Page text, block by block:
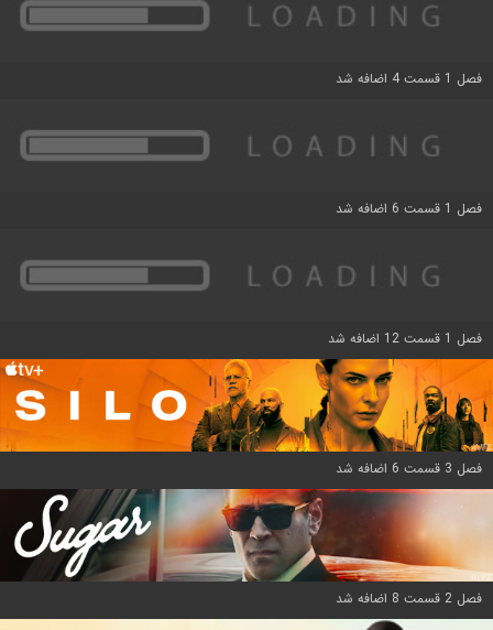
فصل 1 قسمت 4 اضافه شد
فصل 1 قسمت 6 اضافه شد
فصل 1 قسمت 12 اضافه شد
فصل 3 قسمت 6 اضافه شد
فصل 2 قسمت 8 اضافه شد